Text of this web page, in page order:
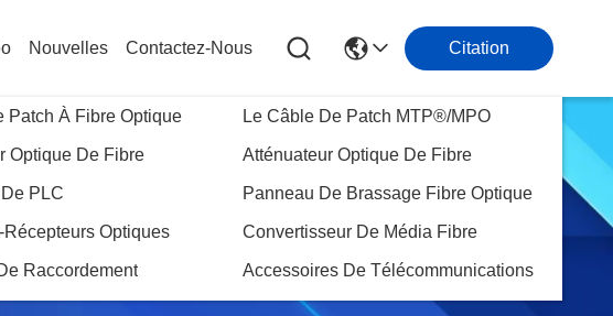
Patch À Fibre Optique Le Câble De Patch MTP®/MPO
Optique De Fibre Atténuateur Optique De Fibre
PLC Panneau De Brassage Fibre Optique
Récepteurs Optiques Convertisseur De Média Fibre
Raccordement Accessoires De Télécommunications
Nouvelles Contactez-Nous Citation